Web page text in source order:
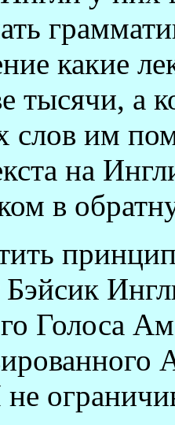
какие
тысячи, а
слов им
на
в
Бэйсик
Голоса